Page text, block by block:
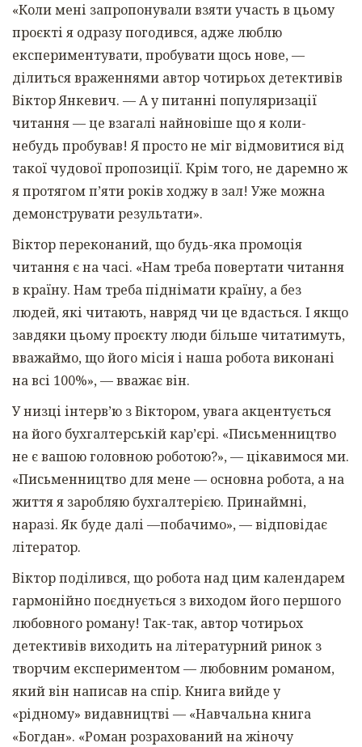
«Коли мені запропонували взяти участь в цьому
проєкті я одразу погодився, адже люблю
експериментувати, пробувати щось нове, —
ділиться враженнями автор чотирьох детективів
Віктор Янкевич. — А у питанні популяризації
читання — це взагалі найновіше що я коли-
небудь пробував! Я просто не міг відмовитися від
такої чудової пропозиції. Крім того, не даремно ж
я протягом п’яти років ходжу в зал! Уже можна
демонструвати результати».
Віктор переконаний, що будь-яка промоція
читання є на часі. «Нам треба повертати читання
в країну. Нам треба піднімати країну, а без
людей, які читають, навряд чи це вдасться. І якщо
завдяки цьому проєкту люди більше читатимуть,
вважаймо, що його місія і наша робота виконані
на всі 100%», — вважає він.
У низці інтерв’ю з Віктором, увага акцентується
на його бухгалтерській кар’єрі. «Письменництво
не є вашою головною роботою?», — цікавимося ми.
«Письменництво для мене — основна робота, а на
життя я заробляю бухгалтерією. Принаймні,
наразі. Як буде далі —побачимо», — відповідає
літератор.
Віктор поділився, що робота над цим календарем
гармонійно поєднується з виходом його першого
любовного роману! Так-так, автор чотирьох
детективів виходить на літературний ринок з
творчим експериментом — любовним романом,
який він написав на спір. Книга вийде у
«рідному» видавництві — «Навчальна книга
«Богдан». «Роман розрахований на жіночу